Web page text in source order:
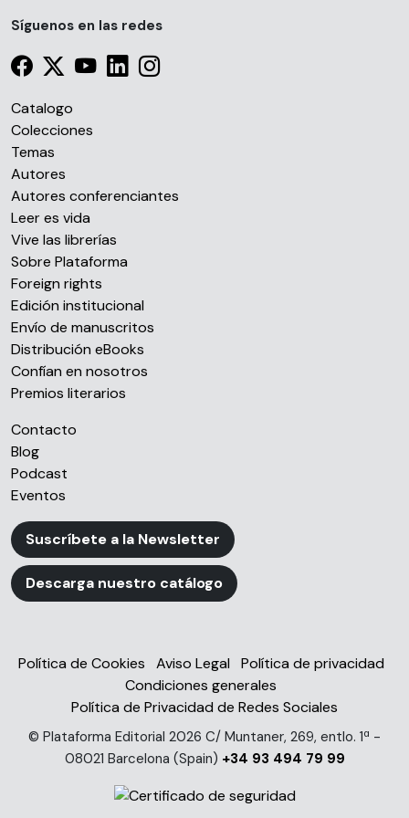
Las cookies de este sitio web se usan para personalizar
sociales y analizar el tráfico. Además, compartimos
nuestros partners de redes sociales, publicidad y análisis
web, quienes pueden combinarla con otra información
que les haya proporcionado o que hayan recopilado a
partir del uso que haya hecho de sus servicios.
Síguenos en las redes
Catalogo
Colecciones
Temas
Autores
Autores conferenciantes
Leer es vida
Vive las librerías
Sobre Plataforma
Foreign rights
Edición institucional
Envío de manuscritos
Distribución eBooks
Confían en nosotros
Premios literarios
Contacto
Blog
Podcast
Eventos
Suscríbete a la Newsletter
Descarga nuestro catálogo
Política de Cookies Aviso Legal
Política de privacidad
Condiciones generales
Política de Privacidad de Redes Sociales
© Plataforma Editorial 2026 C/ Muntaner, 269, entlo. 1ª -
08021 Barcelona (Spain) +34 93 494 79 99